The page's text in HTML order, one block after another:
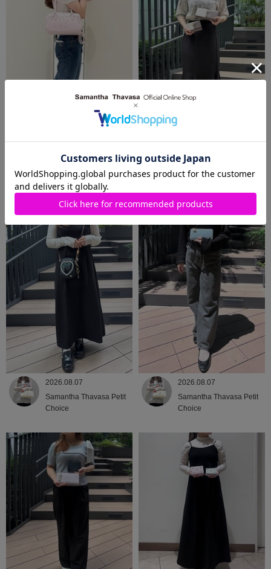
2026.08.07
Samantha Thavasa
2026.08.07
Samantha Thavasa Petit
2026.08.07
Samantha Thavasa Petit
Choice
2026.08.07
Samantha Thavasa Petit
Choice